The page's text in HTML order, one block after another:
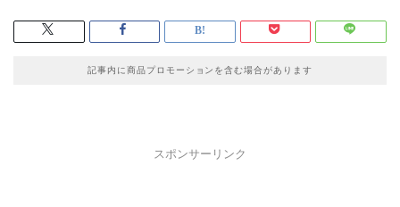
記事内に商品プロモーションを含む場合があります
スポンサーリンク